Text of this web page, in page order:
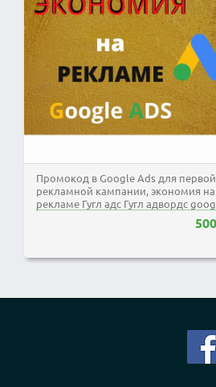
Промокод в Google Ads для первой
рекламной кампании, экономия на
рекламе Гугл адс Гугл адвордс
500